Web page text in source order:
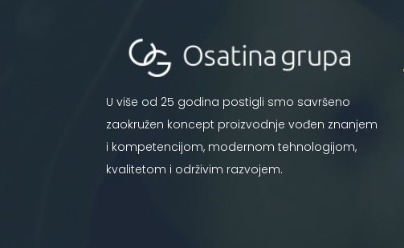
U više od 25 godina postigli smo savršeno
zaokružen koncept proizvodnje vođen znanjem
i kompetencijom, modernom tehnologijom,
kvalitetom i održivim razvojem.